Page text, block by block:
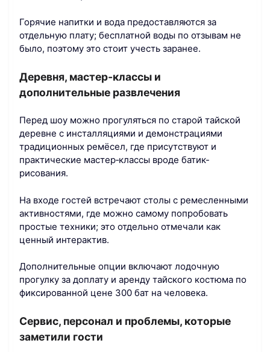
Горячие напитки и вода предоставляются за
отдельную плату; бесплатной воды по отзывам не
было, поэтому это стоит учесть заранее.
Деревня, мастер‑классы и
дополнительные развлечения
Перед шоу можно прогуляться по старой тайской
деревне с инсталляциями и демонстрациями
традиционных ремёсел, где присутствуют и
практические мастер‑классы вроде батик-
рисования.
На входе гостей встречают столы с ремесленными
активностями, где можно самому попробовать
простые техники; это отдельно отмечали как
ценный интерактив.
Дополнительные опции включают лодочную
прогулку за доплату и аренду тайского костюма по
фиксированной цене 300 бат на человека.
Сервис, персонал и проблемы, которые
заметили гости